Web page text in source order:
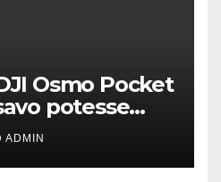
Osmo Pocket
potesse
ADMIN